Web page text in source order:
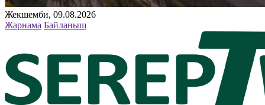
Жекшемби, 09.08.2026
Жарнама Байланыш